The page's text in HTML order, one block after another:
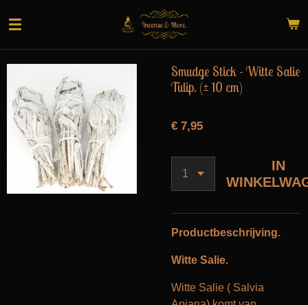
direct
naar
de
hoofdinhoud
Smudge Stick - Witte Salie
Tulip. (± 10 cm)
€ 7,95
IN
Productbeschrijving.
Witte Salie.
Witte Salie ( Salvia